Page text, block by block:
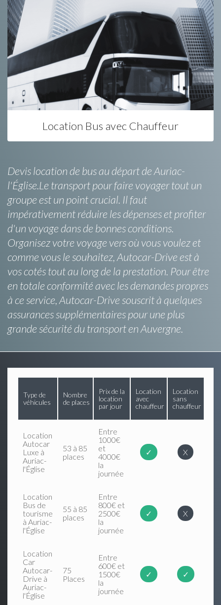
Location Bus avec Chauffeur
Devis location de bus au départ de Auriac-
l'Église.Le transport pour faire voyager tout un
groupe est un point crucial. Il faut
impérativement réduire les dépenses et profiter
d'un voyage dans de bonnes conditions.
Organisez votre voyage vers où vous voulez et
comme vous le souhaitez, Autocar-Drive est à
vos cotés tout au long de la prestation. Pour être
en totale conformité avec les demandes propres
à ce service, Autocar-Drive souscrit à quelques
assurances supplémentaires pour une plus
grande sécurité du transport en Auvergne.
Type de
véhicules
Nombre
de places
Prix de la
location
par jour
Location
avec
chauffeur
Location
sans
chauffeur
Location
Autocar
Luxe à
Auriac-
l'Église
53 à 85
places
Entre
1000€
et
4000€
la
journée
✓ X
Location
Bus de
tourisme
à Auriac-
l'Église
55 à 85
places
Entre
800€ et
2500€
la
journée
✓ X
Location
Car
Autocar-
Drive à
Auriac-
l'Église
75
Places
Entre
600€ et
1500€
la
journée
✓ ✓